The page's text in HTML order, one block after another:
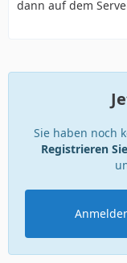
dann auf dem
Sie haben noch
Registrieren